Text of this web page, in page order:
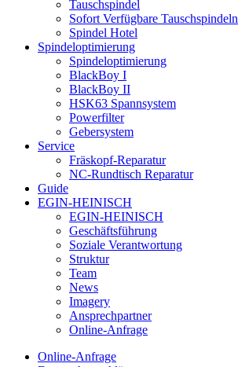
Tauschspindel
Sofort Verfügbare Tauschspindeln
Spindel Hotel
Spindeloptimierung
Spindeloptimierung
BlackBoy I
BlackBoy II
HSK63 Spannsystem
Powerfilter
Gebersystem
Service
Fräskopf-Reparatur
NC-Rundtisch Reparatur
Guide
EGIN-HEINISCH
EGIN-HEINISCH
Geschäftsführung
Soziale Verantwortung
Struktur
Team
News
Imagery
Ansprechpartner
Online-Anfrage
Online-Anfrage